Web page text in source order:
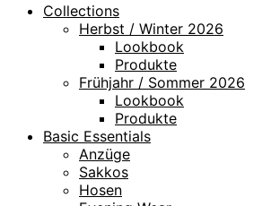
Collections
Herbst / Winter 2026
Lookbook
Produkte
Frühjahr / Sommer 2026
Lookbook
Produkte
Basic Essentials
Anzüge
Sakkos
Hosen